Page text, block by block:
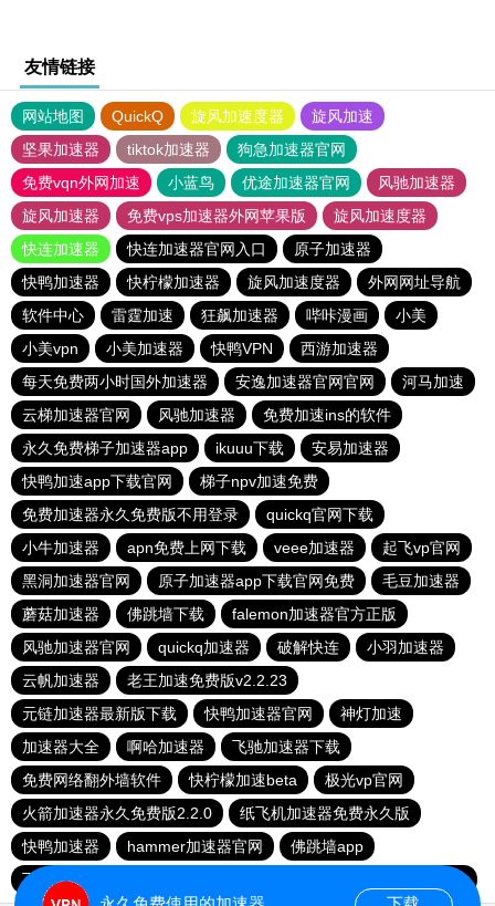
友情链接
网站地图 QuickQ 旋风加速度器
旋风加速
坚果加速器
tiktok加速器
狗急加速器官网
免费vqn外网加速
小蓝鸟 优途加速器官网
风驰加速器
旋风加速器
免费vps加速器外网苹果版
旋风加速度器
快连加速器
快连加速器官网入口
原子加速器
快鸭加速器
快柠檬加速器 旋风加速度器
外网网址导航
软件中心
雷霆加速 狂飙加速器 哔咔漫画
小美
小美vpn
小美加速器 快鸭VPN
西游加速器
每天免费两小时国外加速器
安逸加速器官网官网
河马加速
云梯加速器官网
风驰加速器
免费加速ins的软件
永久免费梯子加速器app
ikuuu下载
安易加速器
快鸭加速app下载官网
梯子npv加速免费
免费加速器永久免费版不用登录
quickq官网下载
小牛加速器
apn免费上网下载 veee加速器
起飞vp官网
黑洞加速器官网
原子加速器app下载官网免费
毛豆加速器
蘑菇加速器
佛跳墙下载
falemon加速器官方正版
风驰加速器官网
quickq加速器 破解快连
小羽加速器
云帆加速器
老王加速免费版v2.2.23
元链加速器最新版下载
快鸭加速器官网
神灯加速
加速器大全
啊哈加速器
飞驰加速器下载
免费网络翻外墙软件
快柠檬加速beta
极光vp官网
火箭加速器永久免费版2.2.0
纸飞机加速器免费永久版
快鸭加速器
hammer加速器官网
佛跳墙app
飞讯加速器官网
旋风加速npv